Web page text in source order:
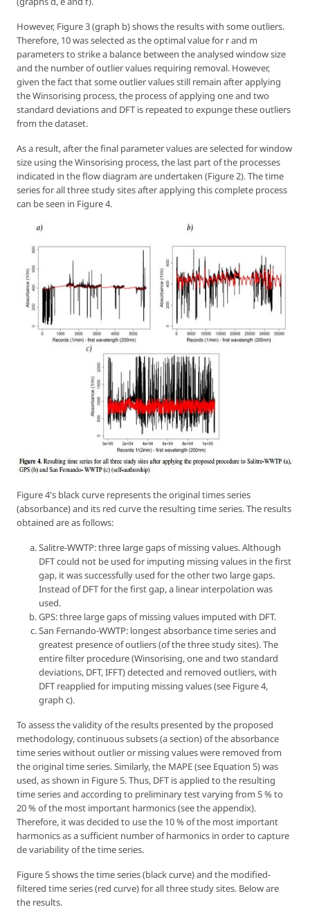
However, Figure 3 (graph b) shows the results with some outliers.
Therefore, 10 was selected as the optimal value for r and m
parameters to strike a balance between the analysed window size
and the number of outlier values requiring removal. However,
given the fact that some outlier values still remain after applying
the Winsorising process, the process of applying one and two
standard deviations and DFT is repeated to expunge these outliers
from the dataset.
As a result, after the final parameter values are selected for window
size using the Winsorising process, the last part of the processes
indicated in the flow diagram are undertaken (Figure 2). The time
series for all three study sites after applying this complete process
can be seen in Figure 4.
Figure 4's black curve represents the original times series
(absorbance) and its red curve the resulting time series. The results
obtained are as follows:
Salitre-WWTP: three large gaps of missing values. Although
DFT could not be used for imputing missing values in the first
gap, it was successfully used for the other two large gaps.
Instead of DFT for the first gap, a linear interpolation was
used.
GPS: three large gaps of missing values imputed with DFT.
San Fernando-WWTP: longest absorbance time series and
greatest presence of outliers (of the three study sites). The
entire filter procedure (Winsorising, one and two standard
deviations, DFT, IFFT) detected and removed outliers, with
DFT reapplied for imputing missing values (see Figure 4,
graph c).
To assess the validity of the results presented by the proposed
methodology, continuous subsets (a section) of the absorbance
time series without outlier or missing values were removed from
the original time series. Similarly, the MAPE (see Equation 5) was
used, as shown in Figure 5. Thus, DFT is applied to the resulting
time series and according to preliminary test varying from 5 % to
20 % of the most important harmonics (see the appendix).
Therefore, it was decided to use the 10 % of the most important
harmonics as a sufficient number of harmonics in order to capture
de variability of the time series.
Figure 5 shows the time series (black curve) and the modified-
filtered time series (red curve) for all three study sites. Below are
the results.